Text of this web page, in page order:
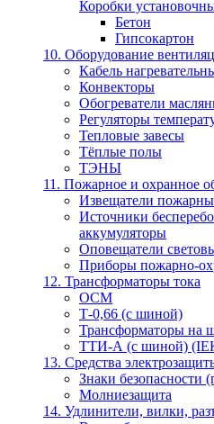
Коробки
Бетон
Гипсокартон
10. Оборудование
Кабель
Конвекторы
Обогреватели
Регуляторы
Тепловые завесы
Тёплые полы
ТЭНЫ
11. Пожарное и охранное
Извещатели
Источники
аккумуляторы
Оповещатели
Приборы пожарно-
12. Трансформаторы тока
ОСМ
Т-0,66 (с шиной)
Трансформаторы на
ТТИ-А (с шиной)
13. Средства
Знаки безопасности
Молниезащита
14. Удлинители, вилки,